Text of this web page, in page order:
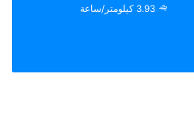
الرياح:3.93 كيلومتر/ساعة